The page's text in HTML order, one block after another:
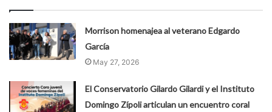
Morrison homenajea al veterano Edgardo
García
May 27, 2026
El Conservatorio Gilardo Gilardi y el Instituto
Domingo Zípoli articulan un encuentro coral